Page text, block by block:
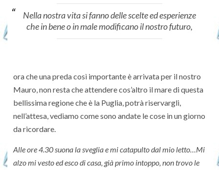
Nella nostra vita si fanno delle scelte ed esperienze
che in bene o in male modificano il nostro futuro,
ora che una preda così importante è arrivata per il nostro
Mauro, non resta che attendere cos’altro il mare di questa
bellissima regione che è la Puglia, potrà riservargli,
nell’attesa, vediamo come sono andate le cose in un giorno
da ricordare.
Alle ore 4.30 suona la sveglia e mi catapulto dal mio letto…Mi
alzo mi vesto ed esco di casa, già primo intoppo, non trovo le